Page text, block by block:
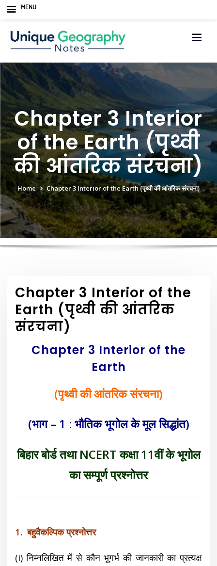
content
Chapter 3 Interior
of the Earth (पृथ्वी
की आंतरिक संरचना)
Home Chapter 3 Interior of the Earth (पृथ्वी की आंतरिक संरचना)
Chapter 3 Interior of the
Earth (पृथ्वी की आंतरिक
संरचना)
Chapter 3 Interior of the
Earth
(पृथ्वी की आंतरिक संरचना)
(भाग – 1 : भौतिक भूगोल के मूल सिद्धांत)
बिहार बोर्ड तथा NCERT कक्षा 11वीं के भूगोल
का सम्पूर्ण प्रश्नोत्तर
1. बहुवैकल्पिक प्रश्नोत्तर
(i) निम्नलिखित में से कौन भूगर्भ की जानकारी का प्रत्यक्ष
MENU